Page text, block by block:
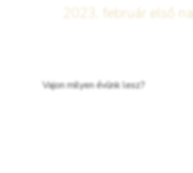
2023. február első
Vajon milyen évünk lesz?